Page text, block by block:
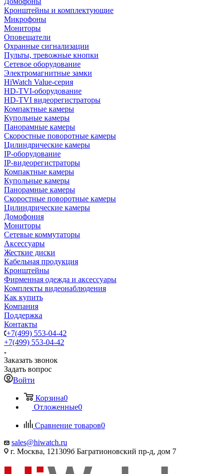
Кронштейны и комплектующие
Микрофоны
Мониторы
Оповещатели
Охранные сигнализации
Пульты, тревожные кнопки
Сетевое оборудование
Электромагнитные замки
HiWatch Value-серия
HD-TVI-оборудование
HD-TVI видеорегистраторы
Компактные камеры
Купольные камеры
Панорамные камеры
Скоростные поворотные камеры
Цилиндрические камеры
IP-оборудование
IP-видеорегистраторы
Компактные камеры
Купольные камеры
Панорамные камеры
Скоростные поворотные камеры
Цилиндрические камеры
Домофония
Мониторы
Сетевые коммутаторы
Аксессуары
Жесткие диски
Кабельная продукция
Кронштейны
Фирменная одежда и аксессуары
Комплекты видеонаблюдения
Как купить
Компания
Поддержка
Контакты
+7(499) 553-04-42
+7(499) 553-04-42
Заказать звонок
Задать вопрос
Войти
Корзина0
Отложенные0
Сравнение товаров0
sales@hiwatch.ru
г. Москва, 121309б Багратионовский пр-д, дом 7